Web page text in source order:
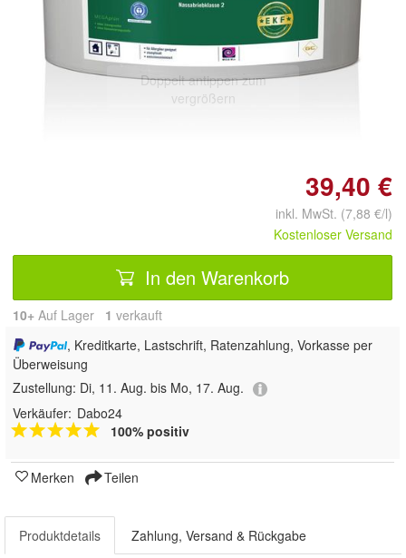
Doppelt antippen zum
vergrößern
39,40 €
inkl. MwSt. (7,88 €/l)
Kostenloser Versand
In den Warenkorb
10+ Auf Lager 1 verkauft
, Kreditkarte, Lastschrift, Ratenzahlung, Vorkasse per
Überweisung
Zustellung: Di, 11. Aug. bis Mo, 17. Aug.
Verkäufer: Dabo24
100% positiv
Merken Teilen
Produktdetails Zahlung, Versand & Rückgabe